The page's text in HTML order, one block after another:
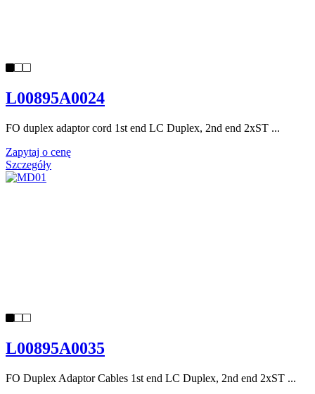
L00895A0024
FO duplex adaptor cord 1st end LC Duplex, 2nd end 2xST ...
Zapytaj o cenę
Szczegóły
L00895A0035
FO Duplex Adaptor Cables 1st end LC Duplex, 2nd end 2xST ...